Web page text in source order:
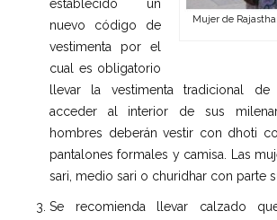
Mujer de
establecido un
nuevo código de
vestimenta por el
cual es obligatorio
llevar la vestimenta tradicional
acceder al interior de sus
hombres deberán vestir con dhoti
pantalones formales y camisa. Las
sari, medio sari o churidhar con parte
Se recomienda llevar calzado